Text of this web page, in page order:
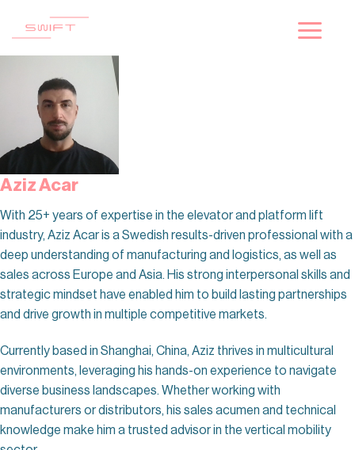
Aziz Acar
With 25+ years of expertise in the elevator and platform lift
industry, Aziz Acar is a Swedish results-driven professional with a
deep understanding of manufacturing and logistics, as well as
sales across Europe and Asia. His strong interpersonal skills and
strategic mindset have enabled him to build lasting partnerships
and drive growth in multiple competitive markets.
Currently based in Shanghai, China, Aziz thrives in multicultural
environments, leveraging his hands-on experience to navigate
diverse business landscapes. Whether working with
manufacturers or distributors, his sales acumen and technical
knowledge make him a trusted advisor in the vertical mobility